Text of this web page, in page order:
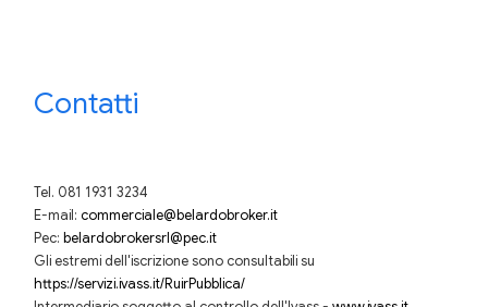
Contatti
Tel. 081 1931 3234
E-mail: commerciale@belardobroker.it
Pec: belardobrokersrl@pec.it
Gli estremi dell'iscrizione sono consultabili su
https://servizi.ivass.it/RuirPubblica/